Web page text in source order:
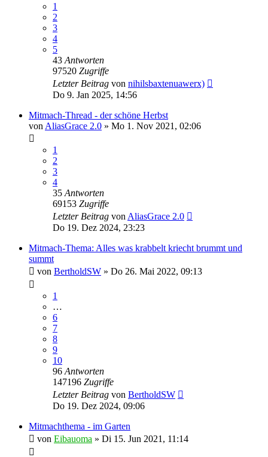
1
2
3
4
5
43 Antworten
97520 Zugriffe
Letzter Beitrag von nihilsbaxtenuawerx)
Do 9. Jan 2025, 14:56
Mitmach-Thread - der schöne Herbst
von AliasGrace 2.0 » Mo 1. Nov 2021, 02:06
1
2
3
4
35 Antworten
69153 Zugriffe
Letzter Beitrag von AliasGrace 2.0
Do 19. Dez 2024, 23:23
Mitmach-Thema: Alles was krabbelt kriecht brummt und
summt
von BertholdSW » Do 26. Mai 2022, 09:13
1
…
6
7
8
9
10
96 Antworten
147196 Zugriffe
Letzter Beitrag von BertholdSW
Do 19. Dez 2024, 09:06
Mitmachthema - im Garten
von Eibauoma » Di 15. Jun 2021, 11:14